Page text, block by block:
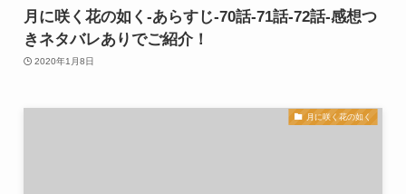
月に咲く花の如く-あらすじ-70話-71話-72話-感想つ
きネタバレありでご紹介！
2020年1月8日
月に咲く花の如く